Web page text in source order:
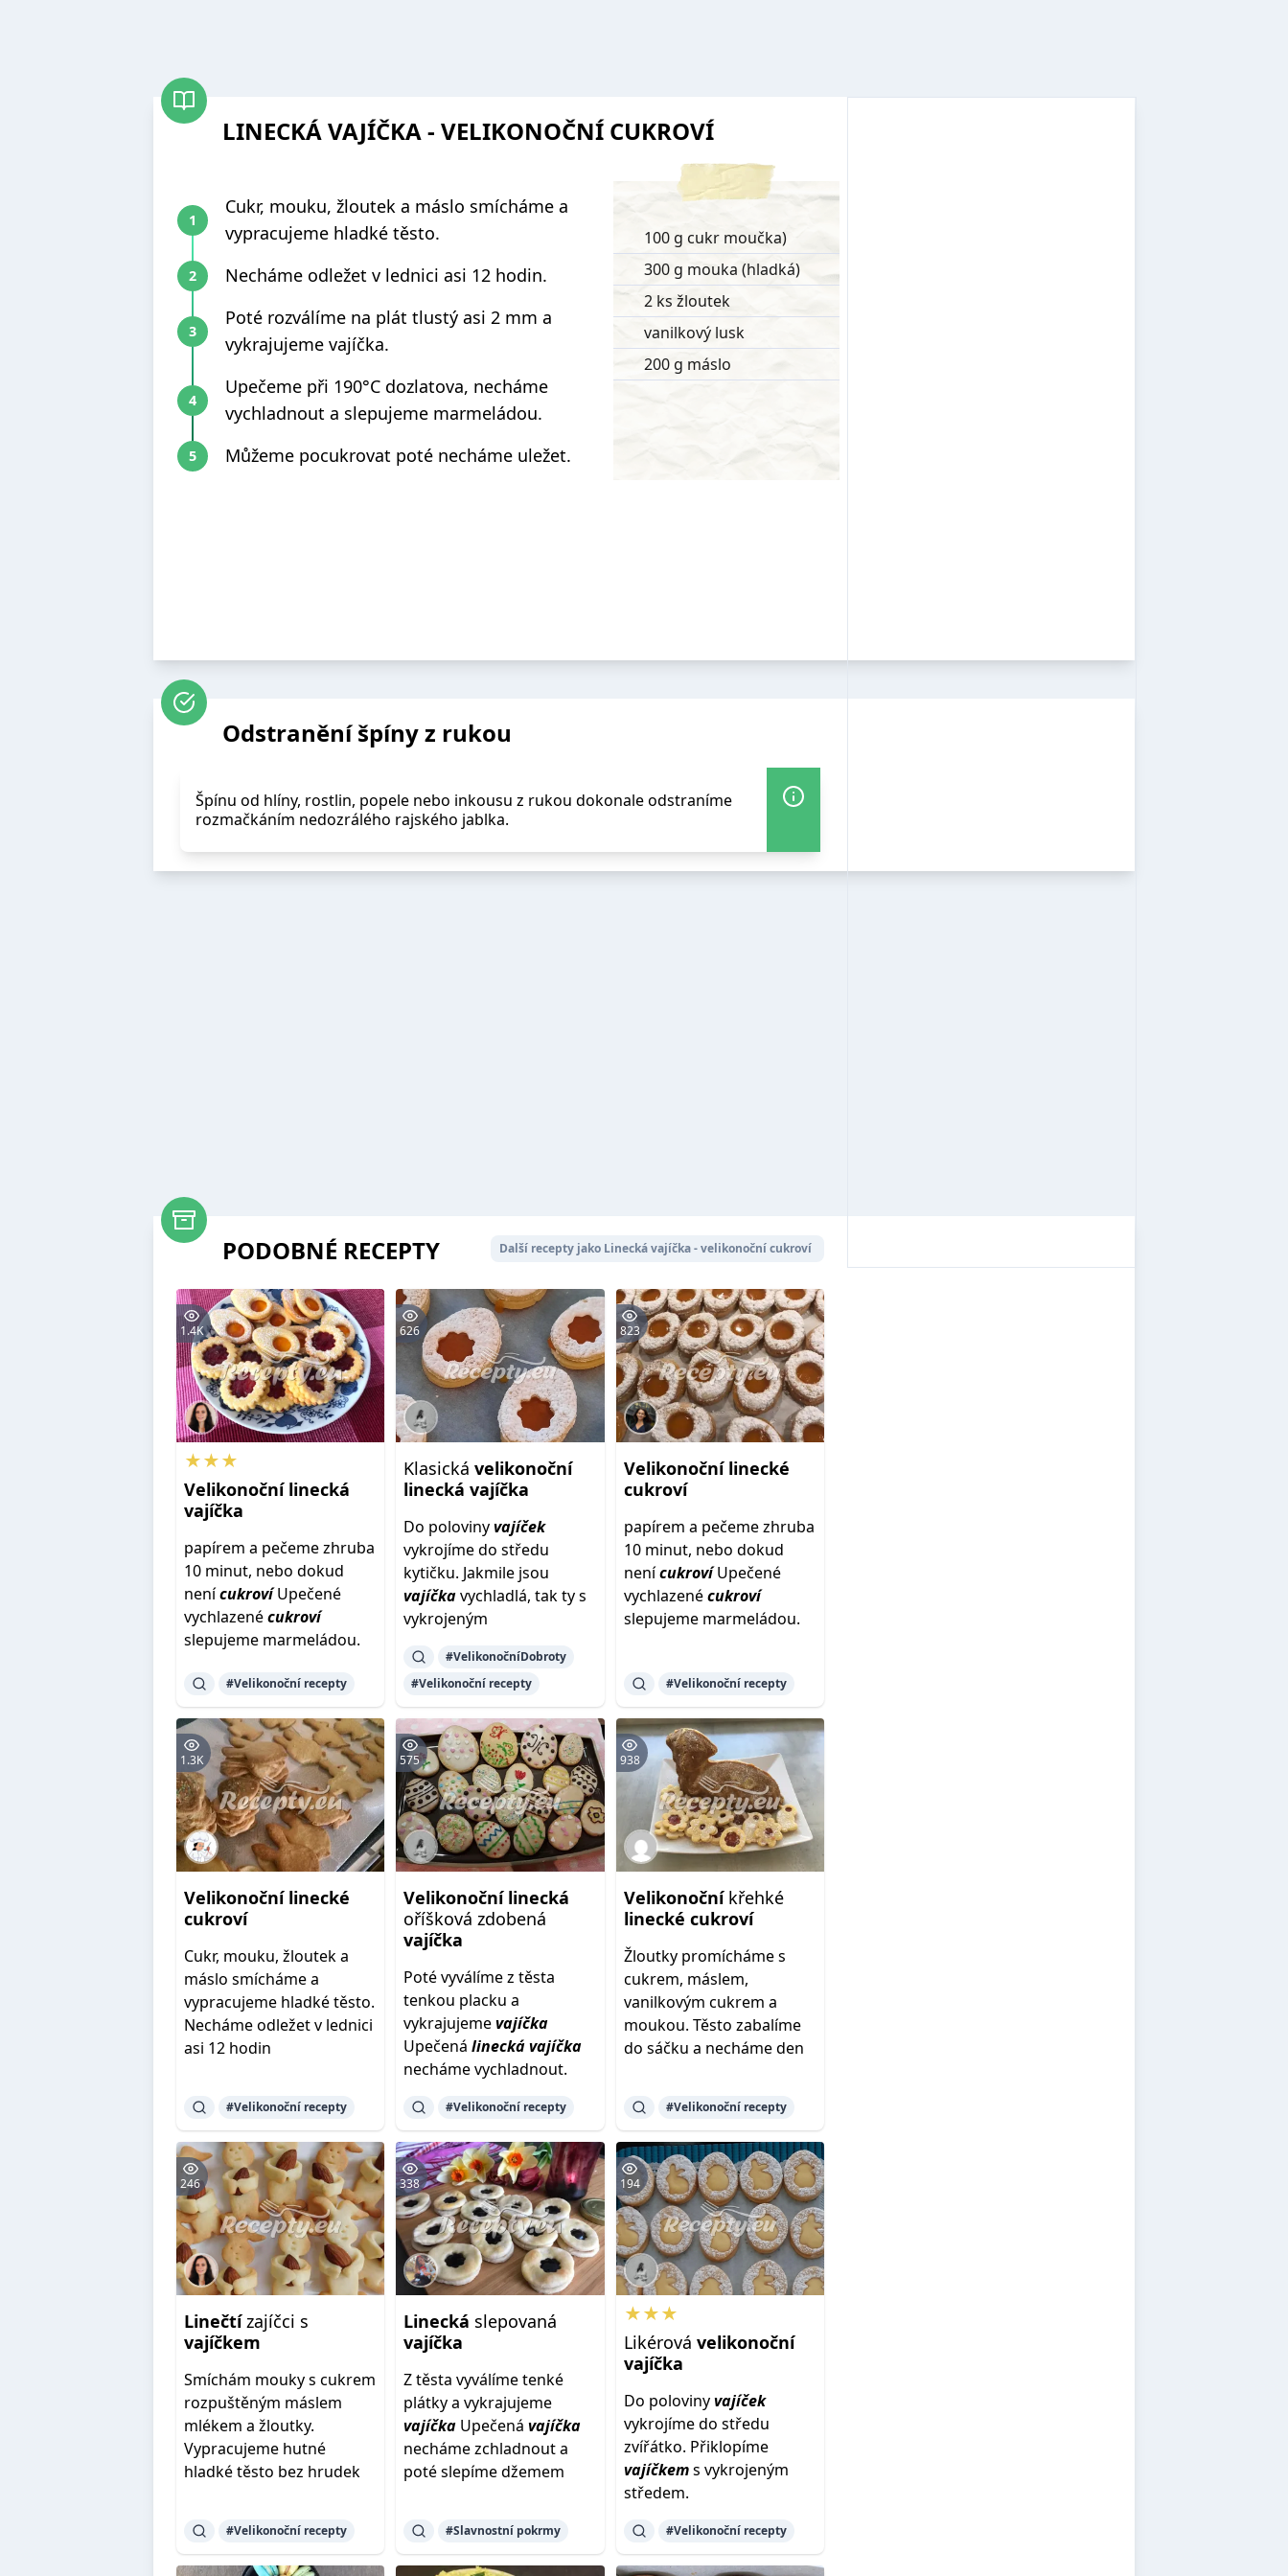
LINECKÁ VAJÍČKA - VELIKONOČNÍ CUKROVÍ
Cukr, mouku, žloutek a máslo smícháme a
vypracujeme hladké těsto.
Necháme odležet v lednici asi 12 hodin.
Poté rozválíme na plát tlustý asi 2 mm a
vykrajujeme vajíčka.
Upečeme při 190°C dozlatova, necháme
vychladnout a slepujeme marmeládou.
Můžeme pocukrovat poté necháme uležet.
100 g cukr moučka)
300 g mouka (hladká)
2 ks žloutek
vanilkový lusk
200 g máslo
Odstranění špíny z rukou
Špínu od hlíny, rostlin, popele nebo inkousu z rukou dokonale odstraníme
rozmačkáním nedozrálého rajského jablka.
PODOBNÉ RECEPTY Další recepty jako Linecká vajíčka - velikonoční cukroví
1.4K
★★★
Velikonoční linecká
vajíčka
papírem a pečeme zhruba
10 minut, nebo dokud
nenícukrovíUpečené
vychlazenécukroví
slepujeme marmeládou.
#Velikonoční recepty
626
Klasickávelikonoční
linecká vajíčka
Do polovinyvajíček
vykrojíme do středu
kytičku. Jakmile jsou
vajíčkavychladlá, tak ty s
vykrojeným
#VelikonočníDobroty
#Velikonoční recepty
823
Velikonoční linecké
cukroví
papírem a pečeme zhruba
10 minut, nebo dokud
nenícukrovíUpečené
vychlazenécukroví
slepujeme marmeládou.
#Velikonoční recepty
1.3K
Velikonoční linecké
cukroví
Cukr, mouku, žloutek a
máslo smícháme a
vypracujeme hladké těsto.
Necháme odležet v lednici
asi 12 hodin
#Velikonoční recepty
575
Velikonoční linecká
oříšková zdobená
vajíčka
Poté vyválíme z těsta
tenkou placku a
vykrajujemevajíčka
Upečenálineckávajíčka
necháme vychladnout.
#Velikonoční recepty
938
Velikonočníkřehké
linecké cukroví
Žloutky promícháme s
cukrem, máslem,
vanilkovým cukrem a
moukou. Těsto zabalíme
do sáčku a necháme den
#Velikonoční recepty
246
Linečtízajíčci s
vajíčkem
Smíchám mouky s cukrem
rozpuštěným máslem
mlékem a žloutky.
Vypracujeme hutné
hladké těsto bez hrudek
#Velikonoční recepty
338
Linecká slepovaná
vajíčka
Z těsta vyválíme tenké
plátky a vykrajujeme
vajíčka Upečenávajíčka
necháme zchladnout a
poté slepíme džemem
#Slavnostní pokrmy
194
★★★
Likérová velikonoční
vajíčka
Do polovinyvajíček
vykrojíme do středu
zvířátko. Přiklopíme
vajíčkems vykrojeným
středem.
#Velikonoční recepty